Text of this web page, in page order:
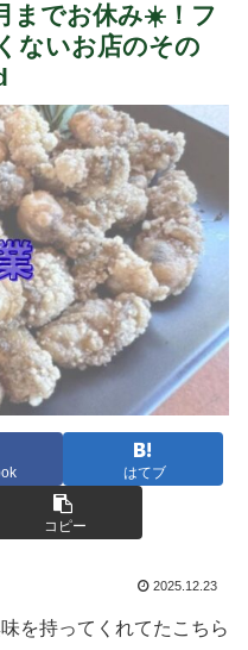
までお休み☀️！フ
ないお店のその
はてブ
コピー
2025.12.23
を持ってくれてたこちら